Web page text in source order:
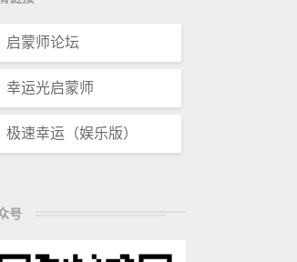
启蒙师论坛
幸运光启蒙师
极速幸运（娱乐版）
号